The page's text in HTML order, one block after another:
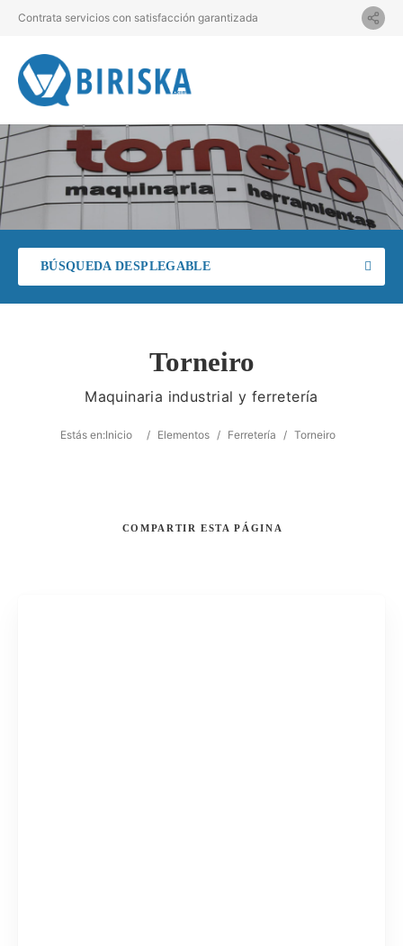
Contrata servicios con satisfacción garantizada
BÚSQUEDA DESPLEGABLE
Torneiro
Maquinaria industrial y ferretería
Estás en:Inicio / Elementos / Ferretería / Torneiro
COMPARTIR ESTA PÁGINA